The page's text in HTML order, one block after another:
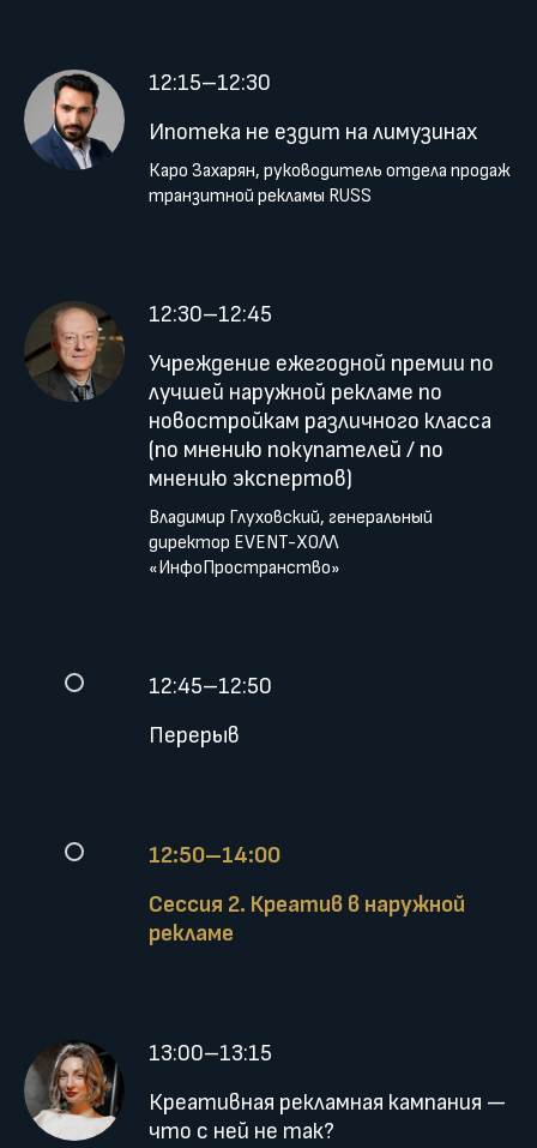
12:15–12:30
Ипотека не ездит на лимузинах
Каро Захарян, руководитель отдела продаж
транзитной рекламы RUSS
12:30–12:45
Учреждение ежегодной премии по
лучшей наружной рекламе по
новостройкам различного класса
(по мнению покупателей / по
мнению экспертов)
Владимир Глуховский, генеральный
директор EVENT-ХОЛЛ
«ИнфоПространство»
12:45–12:50
Перерыв
12:50–14:00
Сессия 2. Креатив в наружной
рекламе
13:00–13:15
Креативная рекламная кампания —
что с ней не так?